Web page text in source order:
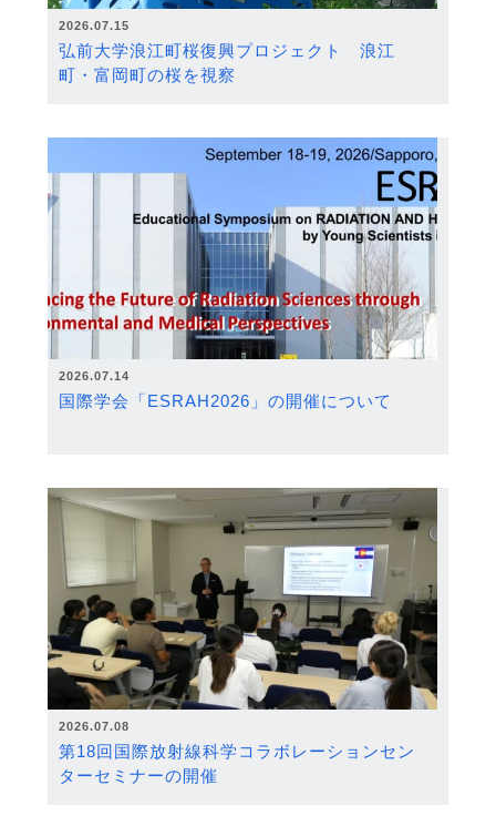
2026.07.15
弘前大学浪江町桜復興プロジェクト 浪江
町・富岡町の桜を視察
2026.07.14
国際学会「ESRAH2026」の開催について
2026.07.08
第18回国際放射線科学コラボレーションセン
ターセミナーの開催